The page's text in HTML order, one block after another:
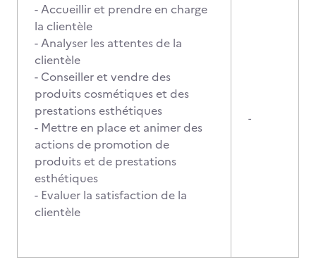
- Accueillir et prendre en charge
la clientèle
- Analyser les attentes de la
clientèle
- Conseiller et vendre des
produits cosmétiques et des
prestations esthétiques
- Mettre en place et animer des
actions de promotion de
produits et de prestations
esthétiques
- Evaluer la satisfaction de la
clientèle
-